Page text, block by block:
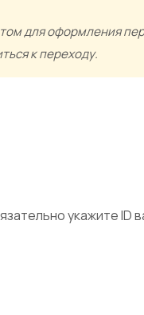
для оформления
к переходу.
укажите ID